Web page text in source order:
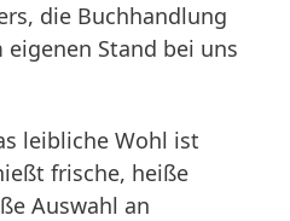
die Buchhandlung
Stand bei uns
leibliche Wohl ist
frische, heiße
Auswahl an